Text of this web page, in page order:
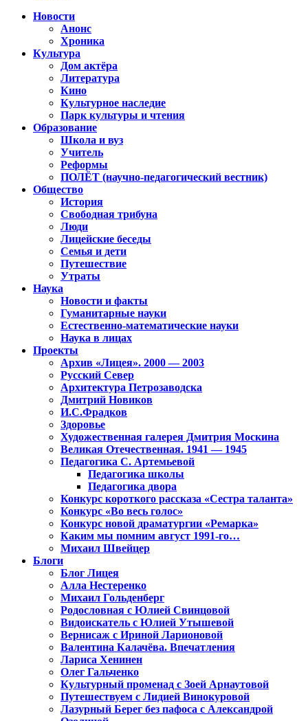
Новости
Анонс
Хроника
Культура
Дом актёра
Литература
Кино
Культурное наследие
Парк культуры и чтения
Образование
Школа и вуз
Учитель
Реформы
ПОЛЁТ (научно-педагогический вестник)
Общество
История
Свободная трибуна
Люди
Лицейские беседы
Семья и дети
Путешествие
Утраты
Наука
Новости и факты
Гуманитарные науки
Естественно-математические науки
Наука в лицах
Проекты
Архив «Лицея». 2000 — 2003
Русский Север
Архитектура Петрозаводска
Дмитрий Новиков
И.С.Фрадков
Здоровье
Художественная галерея Дмитрия Москина
Великая Отечественная. 1941 — 1945
Педагогика С. Артемьевой
Педагогика школы
Педагогика двора
Конкурс короткого рассказа «Сестра таланта»
Конкурс «Во весь голос»
Конкурс новой драматургии «Ремарка»
Каким мы помним август 1991-го…
Михаил Швейцер
Блоги
Блог Лицея
Алла Нестеренко
Михаил Гольденберг
Родословная с Юлией Свинцовой
Видоискатель с Юлией Утышевой
Вернисаж с Ириной Ларионовой
Валентина Калачёва. Впечатления
Лариса Хенинен
Олег Гальченко
Культурный променад с Зоей Арнаутовой
Путешествуем с Лидией Винокуровой
Лазурный Берег без пафоса с Александрой